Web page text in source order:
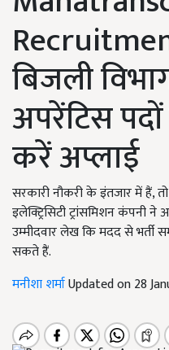
बिजली
अपरेंटिस
करें अप्लाई
सरकारी नौकरी के इंतजार में हैं,
इलेक्ट्रिसिटी ट्रांसमिशन कंपनी
उम्मीदवार लेख कि मदद से भर्ती
सकते हैं.
मनीशा शर्माUpdated on 28